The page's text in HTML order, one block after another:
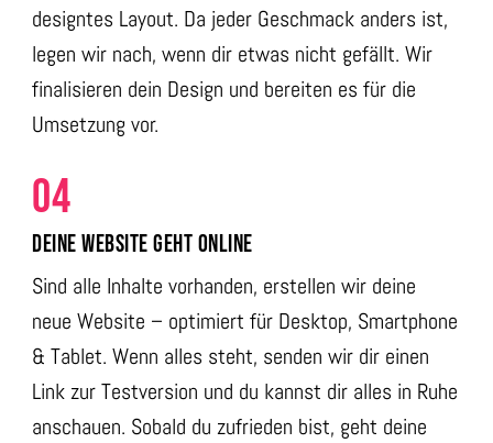
designtes Layout. Da jeder Geschmack anders ist,
legen wir nach, wenn dir etwas nicht gefällt. Wir
finalisieren dein Design und bereiten es für die
Umsetzung vor.
04
DEINE WEBSITE GEHT ONLINE
Sind alle Inhalte vorhanden, erstellen wir deine
neue Website – optimiert für Desktop, Smartphone
& Tablet. Wenn alles steht, senden wir dir einen
Link zur Testversion und du kannst dir alles in Ruhe
anschauen. Sobald du zufrieden bist, geht deine